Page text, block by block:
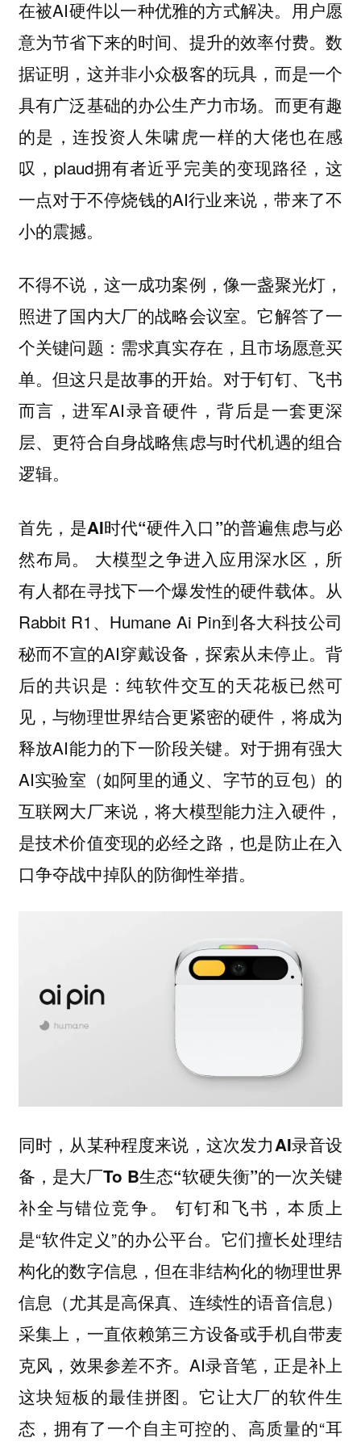
在被AI硬件以一种优雅的方式解决。用户愿
意为节省下来的时间、提升的效率付费。数
据证明，这并非小众极客的玩具，而是一个
具有广泛基础的办公生产力市场。而更有趣
的是，连投资人朱啸虎一样的大佬也在感
叹，plaud拥有者近乎完美的变现路径，这
一点对于不停烧钱的AI行业来说，带来了不
小的震撼。
不得不说，这一成功案例，像一盏聚光灯，
照进了国内大厂的战略会议室。它解答了一
个关键问题：需求真实存在，且市场愿意买
单。但这只是故事的开始。对于钉钉、飞书
而言，进军AI录音硬件，背后是一套更深
层、更符合自身战略焦虑与时代机遇的组合
逻辑。
首先，是AI时代“硬件入口”的普遍焦虑与必
然布局。
大模型之争进入应用深水区，所
有人都在寻找下一个爆发性的硬件载体。从
Rabbit R1、Humane Ai Pin到各大科技公司
秘而不宣的AI穿戴设备，探索从未停止。背
后的共识是：纯软件交互的天花板已然可
见，与物理世界结合更紧密的硬件，将成为
释放AI能力的下一阶段关键。对于拥有强大
AI实验室（如阿里的通义、字节的豆包）的
互联网大厂来说，将大模型能力注入硬件，
是技术价值变现的必经之路，也是防止在入
口争夺战中掉队的防御性举措。
同时，从某种程度来说，这次发力AI录音设
备，是大厂To B生态“软硬失衡”的一次关键
补全与错位竞争。
钉钉和飞书，本质上
是“软件定义”的办公平台。它们擅长处理结
构化的数字信息，但在非结构化的物理世界
信息（尤其是高保真、连续性的语音信息）
采集上，一直依赖第三方设备或手机自带麦
克风，效果参差不齐。AI录音笔，正是补上
这块短板的最佳拼图。它让大厂的软件生
态，拥有了一个自主可控的、高质量的“耳